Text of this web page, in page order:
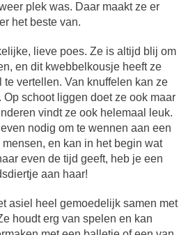
plek was. Daar maakt ze er
het beste van.
lieve poes. Ze is altijd blij om
en dit kwebbelkousje heeft ze
vertellen. Van knuffelen kan ze
schoot liggen doet ze ook maar
vindt ze ook helemaal leuk.
nodig om te wennen aan een
en kan in het begin wat
even de tijd geeft, heb je een
aan haar!
asiel heel gemoedelijk samen met
houdt erg van spelen en kan